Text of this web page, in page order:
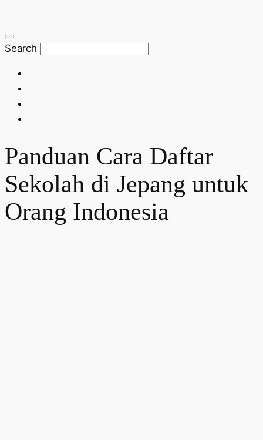
Search
Panduan Cara Daftar
Sekolah di Jepang untuk
Orang Indonesia